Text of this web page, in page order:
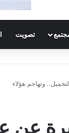
تصويت
وتهاجم هؤلاء
عن